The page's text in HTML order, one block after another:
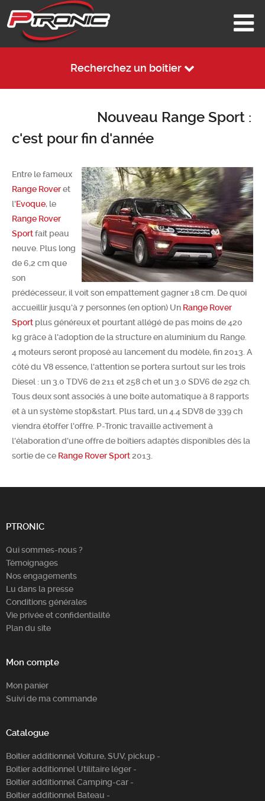
Recherchez un boitier
Chercher
Nouveau Range Sport :
c'est pour fin d'année
Entre le fameux
Range Roveret
l'Evoque, le
Range Rover
Sportfait peau
neuve. Plus long
de 6,2 cm que
son
prédécesseur, il voit son empattement gagner 18 cm. De quoi
accueillir jusqu'à 7 personnes (en option) Un Range Rover
Sport plus généreux et pourtant allégé de pas moins de 420
kg grâce à l'adoption de la structure en aluminium du Range.
4 moteurs seront proposé au lancement du modèle, fin 2013. A
côté du V8 essence, l'attention se portera surtout sur les trois
Diesel : un 3.0 TDV6 de 211 et 258 ch et un 3.0 SDV6 de 292 ch.
Tous deux sont associés à une boîte automatique à 8 rapports
et à un système stop&start. Plus tard, un 4.4 SDV8 de 339 ch
viendra étoffer l'offre. P-Tronic travaille activement à
l'élaboration d'une offre de boîtiers adaptés disponibles dès la
sortie de ce Range Rover Sport2013.
PTRONIC
Qui sommes-nous ?
Témoignages
Nos engagements
Lu dans la presse
Conditions générales
Vie privée et confidentialité
Plan du site
Mon compte
Mon panier
Suivi de ma commande
Catalogue
Boitier additionnel Voiture, SUV, pickup -
Boitier additionnel Utilitaire léger -
Boitier additionnel Camping-car -
Boitier additionnel Bateau -